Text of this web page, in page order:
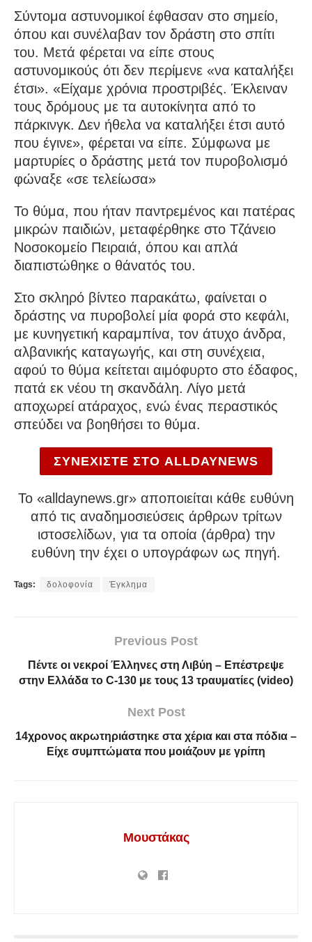
Σύντομα αστυνομικοί έφθασαν στο σημείο,
όπου και συνέλαβαν τον δράστη στο σπίτι
του. Μετά φέρεται να είπε στους
αστυνομικούς ότι δεν περίμενε «να καταλήξει
έτσι». «Είχαμε χρόνια προστριβές. Έκλειναν
τους δρόμους με τα αυτοκίνητα από το
πάρκινγκ. Δεν ήθελα να καταλήξει έτσι αυτό
που έγινε», φέρεται να είπε. Σύμφωνα με
μαρτυρίες ο δράστης μετά τον πυροβολισμό
φώναξε «σε τελείωσα»
Το θύμα, που ήταν παντρεμένος και πατέρας
μικρών παιδιών, μεταφέρθηκε στο Τζάνειο
Νοσοκομείο Πειραιά, όπου και απλά
διαπιστώθηκε ο θάνατός του.
Στο σκληρό βίντεο παρακάτω, φαίνεται ο
δράστης να πυροβολεί μία φορά στο κεφάλι,
με κυνηγετική καραμπίνα, τον άτυχο άνδρα,
αλβανικής καταγωγής, και στη συνέχεια,
αφού το θύμα κείτεται αιμόφυρτο στο έδαφος,
πατά εκ νέου τη σκανδάλη. Λίγο μετά
αποχωρεί ατάραχος, ενώ ένας περαστικός
σπεύδει να βοηθήσει το θύμα.
ΣΥΝΕΧΙΣΤΕ ΣΤΟ ALLDAYNEWS
To «alldaynews.gr» αποποιείται κάθε ευθύνη
από τις αναδημοσιεύσεις άρθρων τρίτων
ιστοσελίδων, για τα οποία (άρθρα) την
ευθύνη την έχει ο υπογράφων ως πηγή.
Tags: δολοφονία Έγκλημα
Previous Post
Πέντε οι νεκροί Έλληνες στη Λιβύη – Επέστρεψε
στην Ελλάδα το C-130 με τους 13 τραυματίες (video)
Next Post
14χρονος ακρωτηριάστηκε στα χέρια και στα πόδια –
Είχε συμπτώματα που μοιάζουν με γρίπη
Μουστάκας